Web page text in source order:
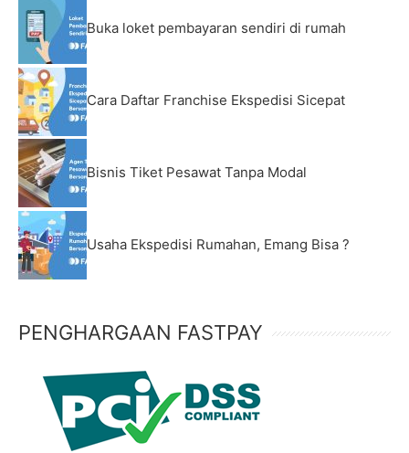
Buka loket pembayaran sendiri di rumah
Cara Daftar Franchise Ekspedisi Sicepat
Bisnis Tiket Pesawat Tanpa Modal
Usaha Ekspedisi Rumahan, Emang Bisa ?
PENGHARGAAN FASTPAY